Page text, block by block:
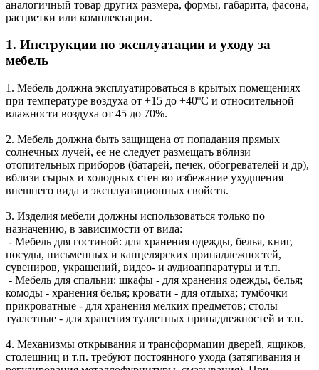
аналогичный товар других размера, формы, габарита, фасона,
расцветки или комплектации.
1. Инструкции по эксплуатации и уходу за
мебель
1. Мебель должна эксплуатироваться в крытых помещениях
при температуре воздуха от +15 до +40ºС и относительной
влажности воздуха от 45 до 70%.
2. Мебель должна быть защищена от попадания прямых
солнечных лучей, ее не следует размещать вблизи
отопительных приборов (батарей, печек, обогревателей и др),
вблизи сырых и холодных стен во избежание ухудшения
внешнего вида и эксплуатационных свойств.
3. Изделия мебели должны использоваться только по
назначению, в зависимости от вида:
- Мебель для гостиной: для хранения одежды, белья, книг,
посуды, письменных и канцелярских принадлежностей,
сувениров, украшений, видео- и аудиоаппаратуры и т.п.
- Мебель для спальни: шкафы - для хранения одежды, белья;
комоды - хранения белья; кровати - для отдыха; тумбочки
прикроватные - для хранения мелких предметов; столы
туалетные - для хранения туалетных принадлежностей и т.п.
4. Механизмы открывания и трансформации дверей, ящиков,
столешниц и т.п. требуют постоянного ухода (затягивания и